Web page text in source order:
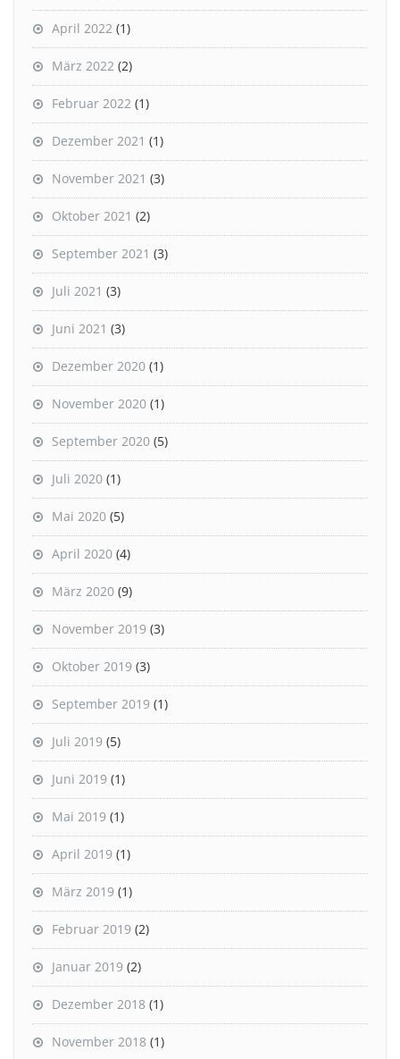
April 2022 (1)
März 2022 (2)
Februar 2022 (1)
Dezember 2021 (1)
November 2021 (3)
Oktober 2021 (2)
September 2021 (3)
Juli 2021 (3)
Juni 2021 (3)
Dezember 2020 (1)
November 2020 (1)
September 2020 (5)
Juli 2020 (1)
Mai 2020 (5)
April 2020 (4)
März 2020 (9)
November 2019 (3)
Oktober 2019 (3)
September 2019 (1)
Juli 2019 (5)
Juni 2019 (1)
Mai 2019 (1)
April 2019 (1)
März 2019 (1)
Februar 2019 (2)
Januar 2019 (2)
Dezember 2018 (1)
November 2018 (1)